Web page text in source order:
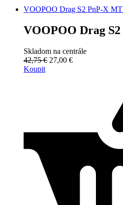
VOOPOO Drag S2 PnP-X
VOOPOO Drag
Skladom na centrále
42,75 € 27,00 €
Koupit